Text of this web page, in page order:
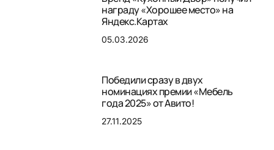
награду «Хорошее место» на
Яндекс.Картах
05.03.2026
Победили сразу в двух
номинациях премии «Мебель
года 2025» от Авито!
27.11.2025